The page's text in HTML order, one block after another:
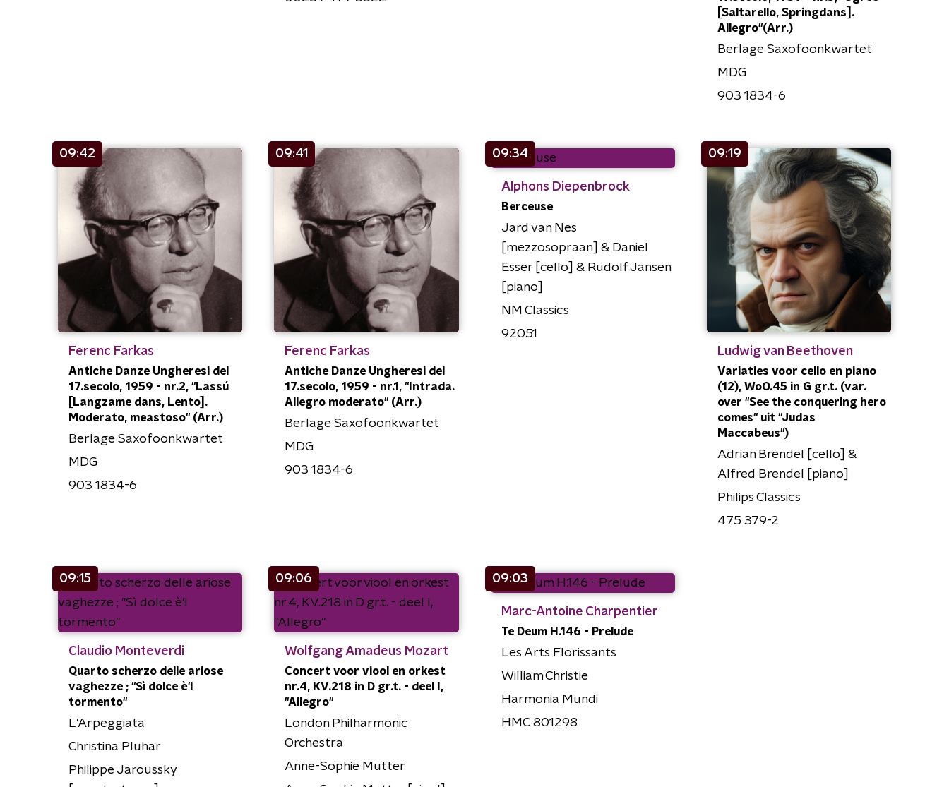
[Saltarello, Springdans].
Allegro"(Arr.)
Berlage Saxofoonkwartet
MDG
903 1834-6
09:42
Ferenc Farkas
Antiche Danze Ungheresi del
17.secolo, 1959 - nr.2, "Lassú
[Langzame dans, Lento].
Moderato, meastoso" (Arr.)
Berlage Saxofoonkwartet
MDG
903 1834-6
09:41
Ferenc Farkas
Antiche Danze Ungheresi del
17.secolo, 1959 - nr.1, "Intrada.
Allegro moderato" (Arr.)
Berlage Saxofoonkwartet
MDG
903 1834-6
09:34
Alphons Diepenbrock
Berceuse
Jard van Nes
[mezzosopraan] & Daniel
Esser [cello] & Rudolf Jansen
[piano]
NM Classics
92051
09:19
Ludwig van Beethoven
Variaties voor cello en piano
(12), WoO.45 in G gr.t. (var.
over "See the conquering hero
comes" uit "Judas
Maccabeus")
Adrian Brendel [cello] &
Alfred Brendel [piano]
Philips Classics
475 379-2
09:15
Claudio Monteverdi
Quarto scherzo delle ariose
vaghezze ; "Sì dolce è'l
tormento"
L'Arpeggiata
Christina Pluhar
Philippe Jaroussky
09:06
Wolfgang Amadeus Mozart
Concert voor viool en orkest
nr.4, KV.218 in D gr.t. - deel I,
"Allegro"
London Philharmonic
Orchestra
Anne-Sophie Mutter
09:03
Marc-Antoine Charpentier
Te Deum H.146 - Prelude
Les Arts Florissants
William Christie
Harmonia Mundi
HMC 801298